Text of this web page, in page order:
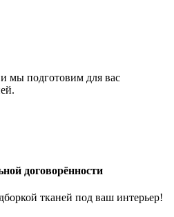
мы подготовим для вас
договорённости
тканей под ваш интерьер!